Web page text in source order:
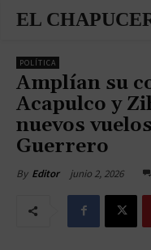
EL
POLÍTICA
Amplían su
Acapulco y
nuevos
Guerrero
By Editor junio 2, 2026